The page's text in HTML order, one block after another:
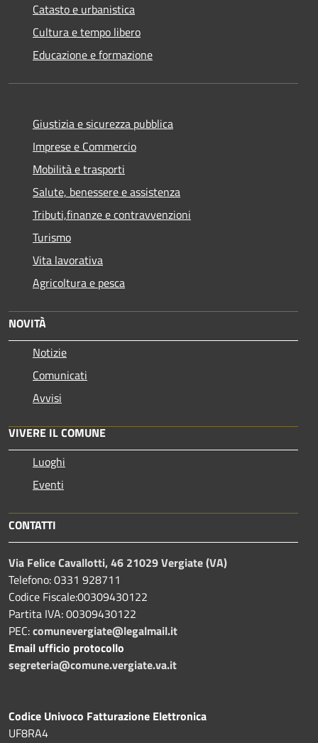
Catasto e urbanistica
Cultura e tempo libero
Educazione e formazione
Giustizia e sicurezza pubblica
Imprese e Commercio
Mobilità e trasporti
Salute, benessere e assistenza
Tributi,finanze e contravvenzioni
Turismo
Vita lavorativa
Agricoltura e pesca
NOVITÀ
Notizie
Comunicati
Avvisi
VIVERE IL COMUNE
Luoghi
Eventi
CONTATTI
Via Felice Cavallotti, 46 21029 Vergiate (VA)
Telefono: 0331 928711
Codice Fiscale:00309430122
Partita IVA: 00309430122
PEC:comunevergiate@legalmail.it
Email ufficio protocollo
segreteria@comune.vergiate.va.it
Codice Univoco Fatturazione Elettronica
UF8RA4